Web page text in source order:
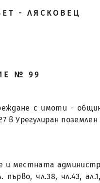
- ЛЯСКОВЕЦ
№ 99
с имоти -
Урегулиран
местната
чл.38, чл.43,